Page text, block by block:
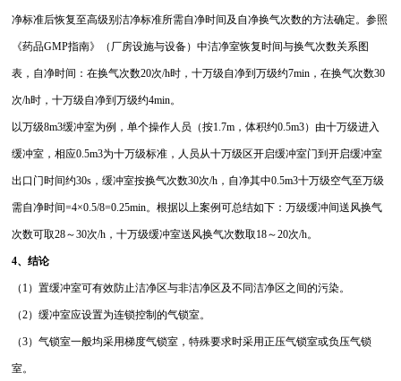
净标准后恢复至高级别洁净标准所需自净时间及自净换气次数的方法确定。参照
《药品GMP指南》（厂房设施与设备）中洁净室恢复时间与换气次数关系图
表，自净时间：在换气次数20次/h时，十万级自净到万级约7min，在换气次数30
次/h时，十万级自净到万级约4min。
以万级8m3缓冲室为例，单个操作人员（按1.7m，体积约0.5m3）由十万级进入
缓冲室，相应0.5m3为十万级标准，人员从十万级区开启缓冲室门到开启缓冲室
出口门时间约30s，缓冲室按换气次数30次/h，自净其中0.5m3十万级空气至万级
需自净时间=4×0.5/8=0.25min。根据以上案例可总结如下：万级缓冲间送风换气
次数可取28～30次/h，十万级缓冲室送风换气次数取18～20次/h。
4、结论
（1）置缓冲室可有效防止洁净区与非洁净区及不同洁净区之间的污染。
（2）缓冲室应设置为连锁控制的气锁室。
（3）气锁室一般均采用梯度气锁室，特殊要求时采用正压气锁室或负压气锁
室。